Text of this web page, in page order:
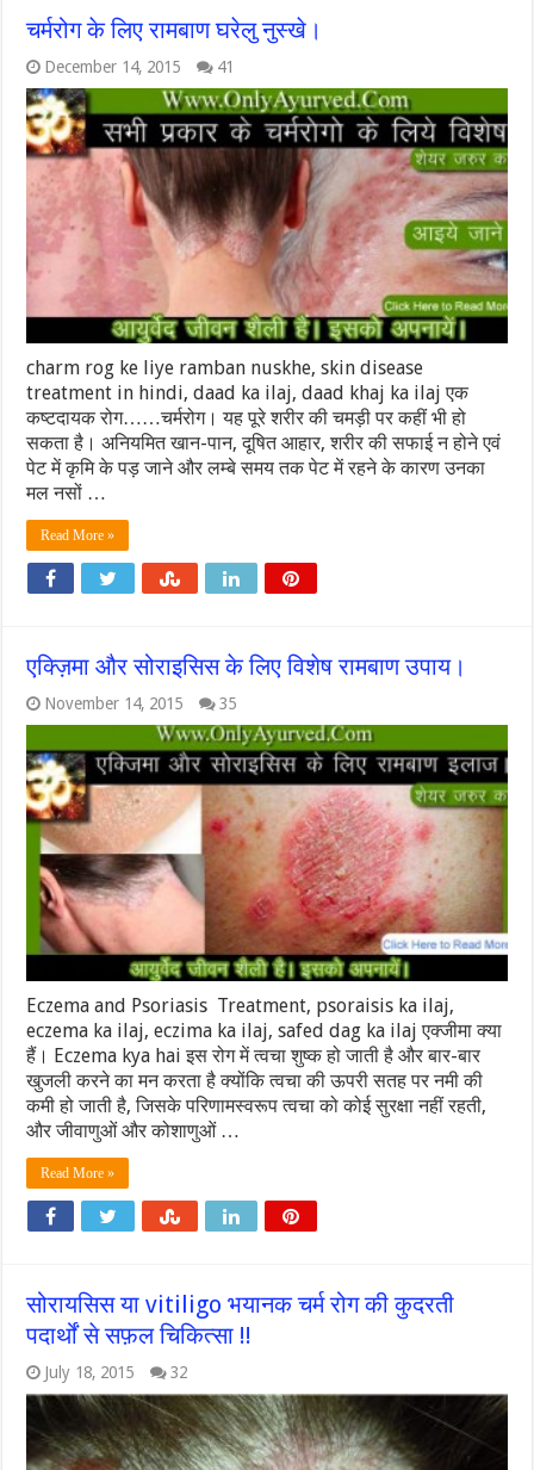
चर्मरोग के लिए रामबाण घरेलु नुस्खे।
December 14, 2015 41
charm rog ke liye ramban nuskhe, skin disease
treatment in hindi, daad ka ilaj, daad khaj ka ilaj एक
कष्टदायक रोग……चर्मरोग। यह पूरे शरीर की चमड़ी पर कहीं भी हो
सकता है। अनियमित खान-पान, दूषित आहार, शरीर की सफाई न होने एवं
पेट में कृमि के पड़ जाने और लम्बे समय तक पेट में रहने के कारण उनका
मल नसों …
Read More »
एक्ज़िमा और सोराइसिस के लिए विशेष रामबाण उपाय।
November 14, 2015 35
Eczema and Psoriasis Treatment, psoraisis ka ilaj,
eczema ka ilaj, eczima ka ilaj, safed dag ka ilaj एक्जीमा क्या
हैं। Eczema kya hai इस रोग में त्वचा शुष्क हो जाती है और बार-बार
खुजली करने का मन करता है क्योंकि त्वचा की ऊपरी सतह पर नमी की
कमी हो जाती है, जिसके परिणामस्वरूप त्वचा को कोई सुरक्षा नहीं रहती,
और जीवाणुओं और कोशाणुओं …
Read More »
सोरायसिस या vitiligo भयानक चर्म रोग की कुदरती
पदार्थों से सफ़ल चिकित्सा !!
July 18, 2015 32